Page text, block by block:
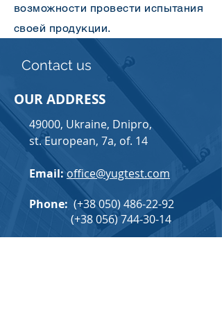
возможности провести испытания
своей продукции.
Contact us
OUR ADDRESS
49000, Ukraine, Dnipro,
st. European, 7a, of. 14
Email:office@yugtest.com
Phone: (+38050) 486-22-92
(+38056) 744-30-14